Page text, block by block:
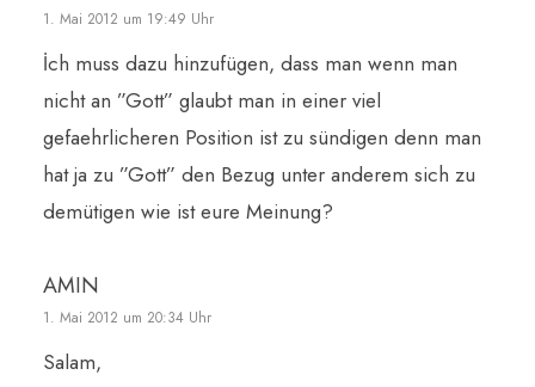
1. Mai 2012 um 19:49 Uhr
İch muss dazu hinzufügen, dass man wenn man
nicht an ”Gott” glaubt man in einer viel
gefaehrlicheren Position ist zu sündigen denn man
hat ja zu ”Gott” den Bezug unter anderem sich zu
demütigen wie ist eure Meinung?
AMIN
1. Mai 2012 um 20:34 Uhr
Salam,